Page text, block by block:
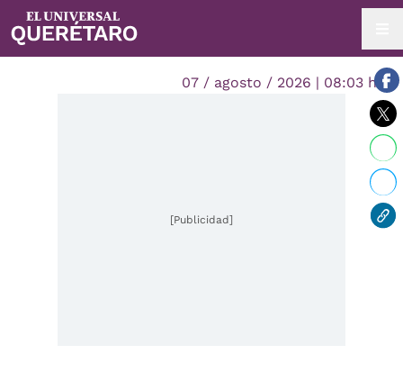
07 / agosto / 2026 | 08:03 hrs.
[Publicidad]